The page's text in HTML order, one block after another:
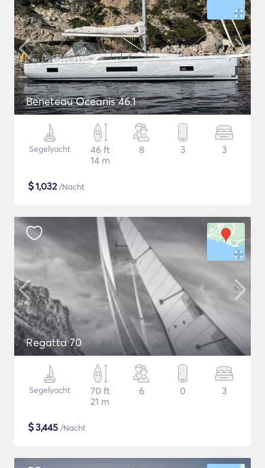
Beneteau Oceanis 46.1
Segelyacht
46 ft
14 m
8 3 3
$1,032/Nacht
Regatta 70
Segelyacht
70 ft
21 m
6 0 3
$3,445 /Nacht